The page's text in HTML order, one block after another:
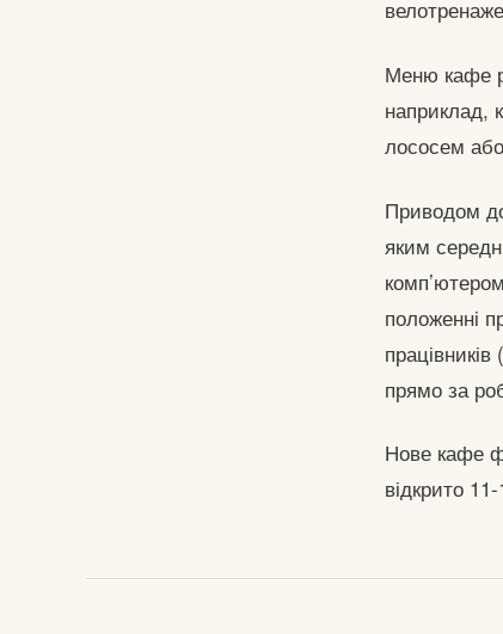
Меню кафе
наприклад,
лососем
Приводом
яким
положенні
прямо за
Нове кафе
відкрито